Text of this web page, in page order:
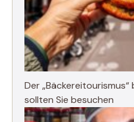
Der
sollten Sie besuchen